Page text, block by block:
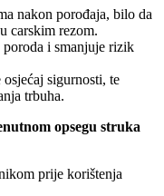
nakon porođaja, bilo da
carskim rezom.
poroda i smanjuje rizik
sigurnosti, te
trbuha.
opsegu struka
prije korištenja